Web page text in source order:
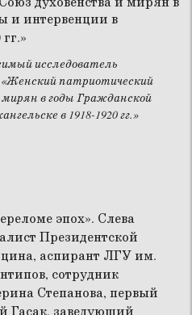
исследователь
патриотический
в годы Гражданской
в 1918-1920 гг.»